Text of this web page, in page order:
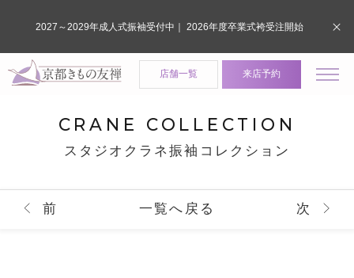
店舗一覧 来店予約
CRANE COLLECTION
スタジオクラネ振袖コレクション
前 一覧へ戻る 次
2027～2029年成人式振袖受付中｜ 2026年度卒業式袴受注開始